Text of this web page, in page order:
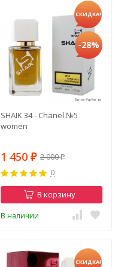
СКИДКА!
-28%
SHAIK 34 - Chanel №5
women
1 450 ₽ 2 000₽
0
В корзину
В наличии
СКИДКА!